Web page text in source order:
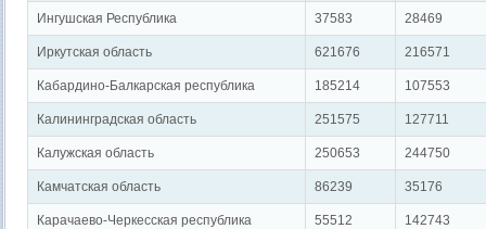
Ингушская Республика 37583 28469
Иркутская область 621676 216571
Кабардино-Балкарская республика 185214 107553
Калининградская область 251575 127711
Калужская область 250653 244750
Камчатская область 86239 35176
Карачаево-Черкесская республика 55512 142743